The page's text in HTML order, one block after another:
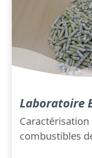
Laboratoire
combustibles